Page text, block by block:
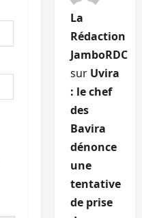
La
Rédaction
JamboRDC
sur Uvira
: le chef
des
Bavira
dénonce
une
tentative
de prise